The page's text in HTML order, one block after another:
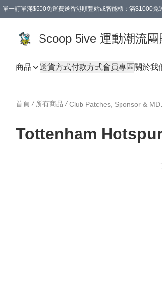
單一訂單滿$500免運費送香港順豐站或智能櫃；滿$1000
Scoop 5ive 運動潮流
商品 送貨方式付款方式會員專區關於我
首頁 / 所有商品 /
Tottenham